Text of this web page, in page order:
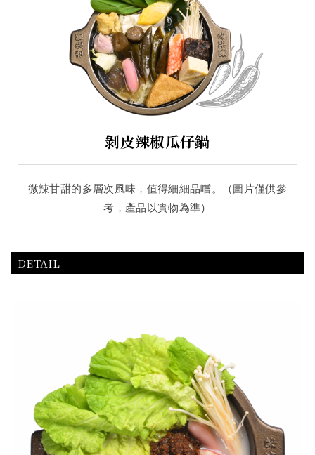
剝皮辣椒瓜仔鍋
微辣甘甜的多層次風味，值得細細品嚐。（圖片僅供參
考，產品以實物為準）
DETAIL